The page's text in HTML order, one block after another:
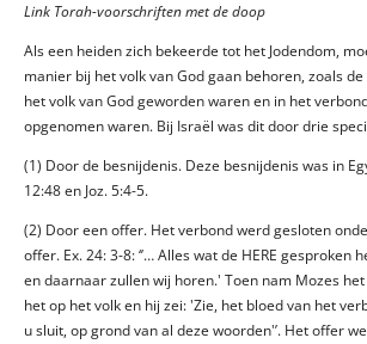
Link Torah-voorschriften met de doop
Als een heiden zich bekeerde tot het Jodendom,
manier bij het volk van God gaan behoren, zoals
het volk van God geworden waren en in het
opgenomen waren. Bij Israël was dit door drie
(1) Door de besnijdenis. Deze besnijdenis was in
12:48 en Joz. 5:4-5.
(2) Door een offer. Het verbond werd gesloten
offer. Ex. 24: 3-8: ‘’… Alles wat de HERE gesproken
en daarnaar zullen wij horen.' Toen nam Mozes
het op het volk en hij zei: 'Zie, het bloed van het
u sluit, op grond van al deze woorden'’. Het offer